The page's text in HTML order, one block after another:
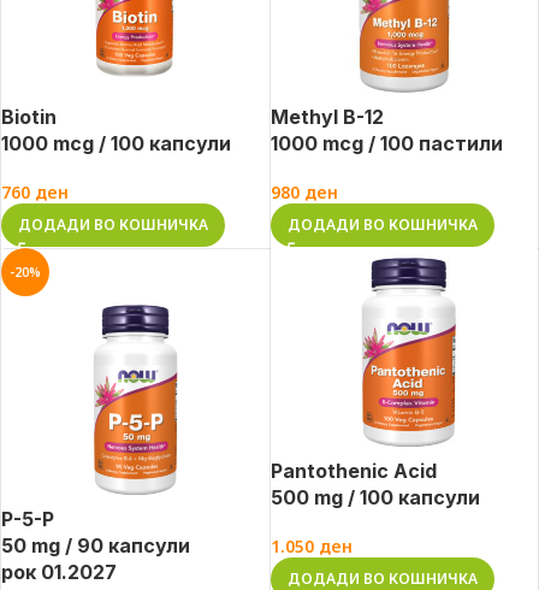
Biotin
1000 mcg / 100 капсули
760 ден
ДОДАДИ ВО КОШНИЧКА
Methyl B-12
1000 mcg / 100 пастили
980 ден
ДОДАДИ ВО КОШНИЧКА
-20%
P-5-P
50 mg / 90 капсули
рок 01.2027
Pantothenic Acid
500 mg / 100 капсули
1.050 ден
ДОДАДИ ВО КОШНИЧКА